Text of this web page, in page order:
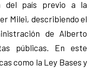
del país previo a la
Milei, describiendo el
de Alberto
públicas. En este
como la Ley Bases y